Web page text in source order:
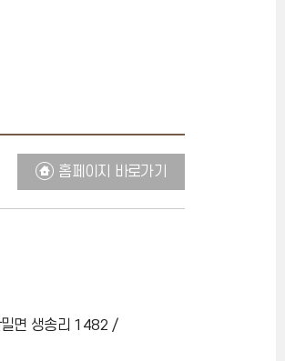
홈페이지 바로가기
밀면 생송리 1482 /